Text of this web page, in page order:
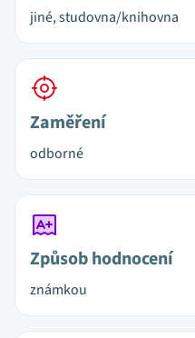
jiné, studovna/knihovna
Zaměření
odborné
Způsob hodnocení
známkou